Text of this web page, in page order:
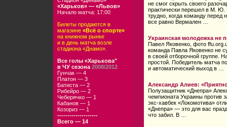
«Харьков» — «Львов»
Начало матча: 17:00
Билеты продаются в
магазине «Всё о спорте»
на книжном рынке
и в день матча возле
стадиона «Днамо».
Все голы «Харькова"
в ЧУ сезона 2008/2012
Гунчак — 4
Платон — 3
Батиста — 2
Рибейро — 2
Чеберячко — 1
Кабанов — 1
Козориз — 1
--------------------
Всего — 14
не смог скрыть своего
практически перешел в М. Ю.
трудно, когда команду перед
все равно Вермален …
Украинская молодежка не
Павел Яковенко, фото
команда Павла Яковенко не
в своей отборочной группе.
простой. Победитель матча
и автоматический выход в …
Александр Алиев:
Полузащитник «Днепра»
чемпионата Украины против
экс-хавбек «Локомотива»
«Днепра» — это для вас
что забил. В …